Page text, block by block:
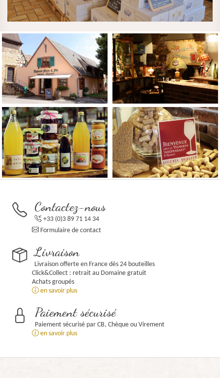
Contactez-nous
+33 (0)3 89 71 14 34
Formulaire de contact
Livraison
Livraison offerte en France dès 24 bouteilles
Click&Collect : retrait au Domaine gratuit
Achats groupés
en savoir plus
Paiement sécurisé
Paiement sécurisé par CB, Chèque ou Virement
en savoir plus